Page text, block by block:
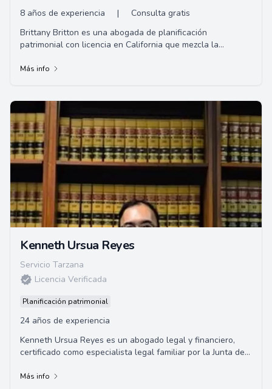
8 años de experiencia |
Consulta gratis
Brittany Britton es una abogada de planificación
patrimonial con licencia en California que mezcla la
Más info
Kenneth Ursua Reyes
Servicio Tarzana
Licencia Verificada
Planificación patrimonial
24 años de experiencia
Kenneth Ursua Reyes es un abogado legal y financiero,
certificado como especialista legal familiar por la Junta de
Más info